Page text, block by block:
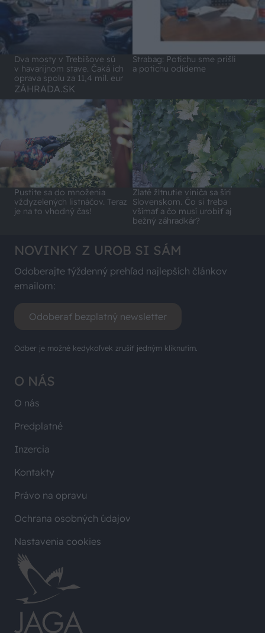
Dva mosty v Trebišove sú
v havarijnom stave. Čaká ich
oprava spolu za 11,4 mil. eur
Strabag: Potichu sme prišli
a potichu odídeme
ZÁHRADA.SK
Pustite sa do množenia
vždyzelených listnáčov. Teraz
je na to vhodný čas!
Zlaté žltnutie viniča sa šíri
Slovenskom. Čo si treba
všímať a čo musí urobiť aj
bežný záhradkár?
O NÁS
O nás
Predplatné
Inzercia
Kontakty
Právo na opravu
Ochrana osobných údajov
Nastavenia cookies
NOVINKY Z UROB SI SÁM
Odoberajte týždenný prehľad najlepších článkov
emailom:
Odoberať bezplatný newsletter
Odber je možné kedykoľvek zrušiť jedným kliknutím.